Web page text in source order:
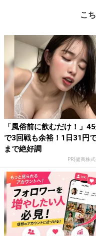
こ
「風俗前に飲むだけ！」
で3回戦も余裕！1日31円
まで絶好調
PR(健商株